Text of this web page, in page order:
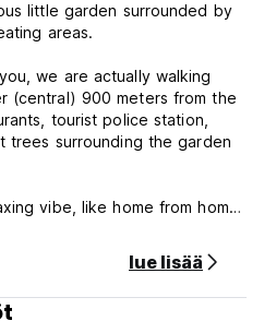
little garden surrounded by
areas.
we are actually walking
(central) 900 meters from the
tourist police station,
trees surrounding the garden
vibe, like home from home,
you let the chef know what
lue lisää